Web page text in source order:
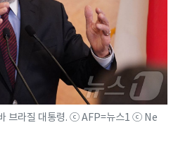
브라질 대통령. ⓒ AFP=뉴스1 ⓒ Ne